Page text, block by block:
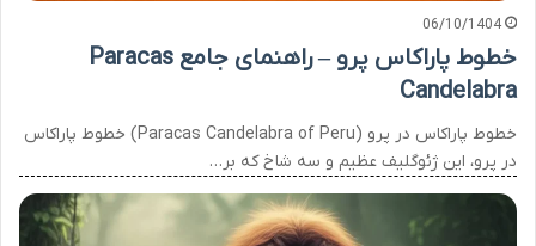
06/10/1404
خطوط پاراکاس پرو – راهنمای جامع Paracas
Candelabra
خطوط پاراکاس در پرو (Paracas Candelabra of Peru) خطوط پاراکاس
در پرو، این ژئوگلیف عظیم و سه شاخ که بر…